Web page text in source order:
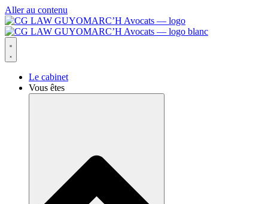
Aller au contenu
Le cabinet
Vous êtes